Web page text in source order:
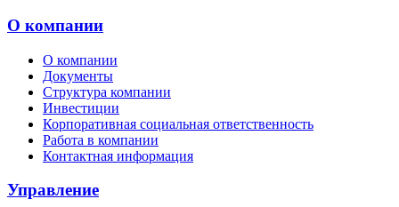
О компании
О компании
Документы
Структура компании
Инвестиции
Корпоративная социальная ответственность
Работа в компании
Контактная информация
Управление